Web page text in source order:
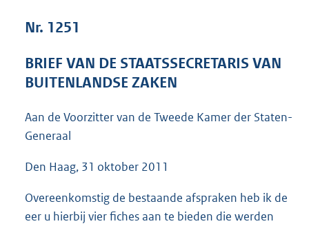
5
Nr. 1251
BRIEF VAN DE STAATSSECRETARIS VAN
BUITENLANDSE ZAKEN
Aan de Voorzitter van de Tweede Kamer der Staten-
Generaal
Den Haag, 31 oktober 2011
Overeenkomstig de bestaande afspraken heb ik de
eer u hierbij vier fiches aan te bieden die werden